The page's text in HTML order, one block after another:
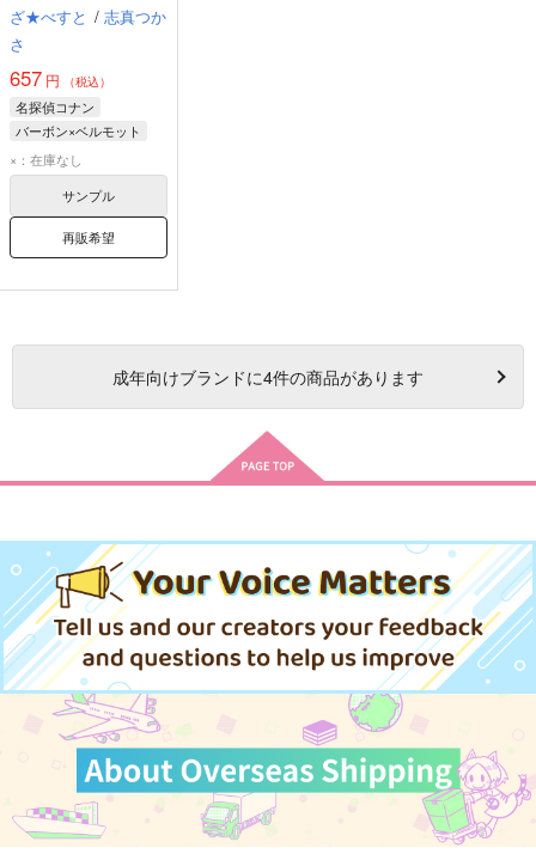
ざ★べすと / 志真つか
さ
657 円 （税込）
名探偵コナン
バーボン×ベルモット
バーボン
×：在庫なし
サンプル
再販希望
成年向けブランドに4件の商品があります